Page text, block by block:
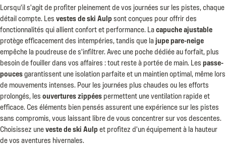
Lorsqu'il s'agit de profiter pleinement de vos journées sur les pistes, chaque
détail compte. Lesvestes de ski Aulpsont conçues pour offrir des
fonctionnalités qui allient confort et performance. Lacapuche ajustable
protège efficacement des intempéries, tandis que lajupe pare-neige
empêche la poudreuse de s'infiltrer. Avec une poche dédiée au forfait, plus
besoin de fouiller dans vos affaires : tout reste à portée de main. Lespasse-
poucesgarantissent une isolation parfaite et un maintien optimal, même lors
de mouvements intenses. Pour les journées plus chaudes ou les efforts
prolongés, lesouvertures zippéespermettent une ventilation rapide et
efficace. Ces éléments bien pensés assurent une expérience sur les pistes
sans compromis, vous laissant libre de vous concentrer sur vos descentes.
Choisissez uneveste de ski Aulpet profitez d'un équipement à la hauteur
de vos aventures hivernales.